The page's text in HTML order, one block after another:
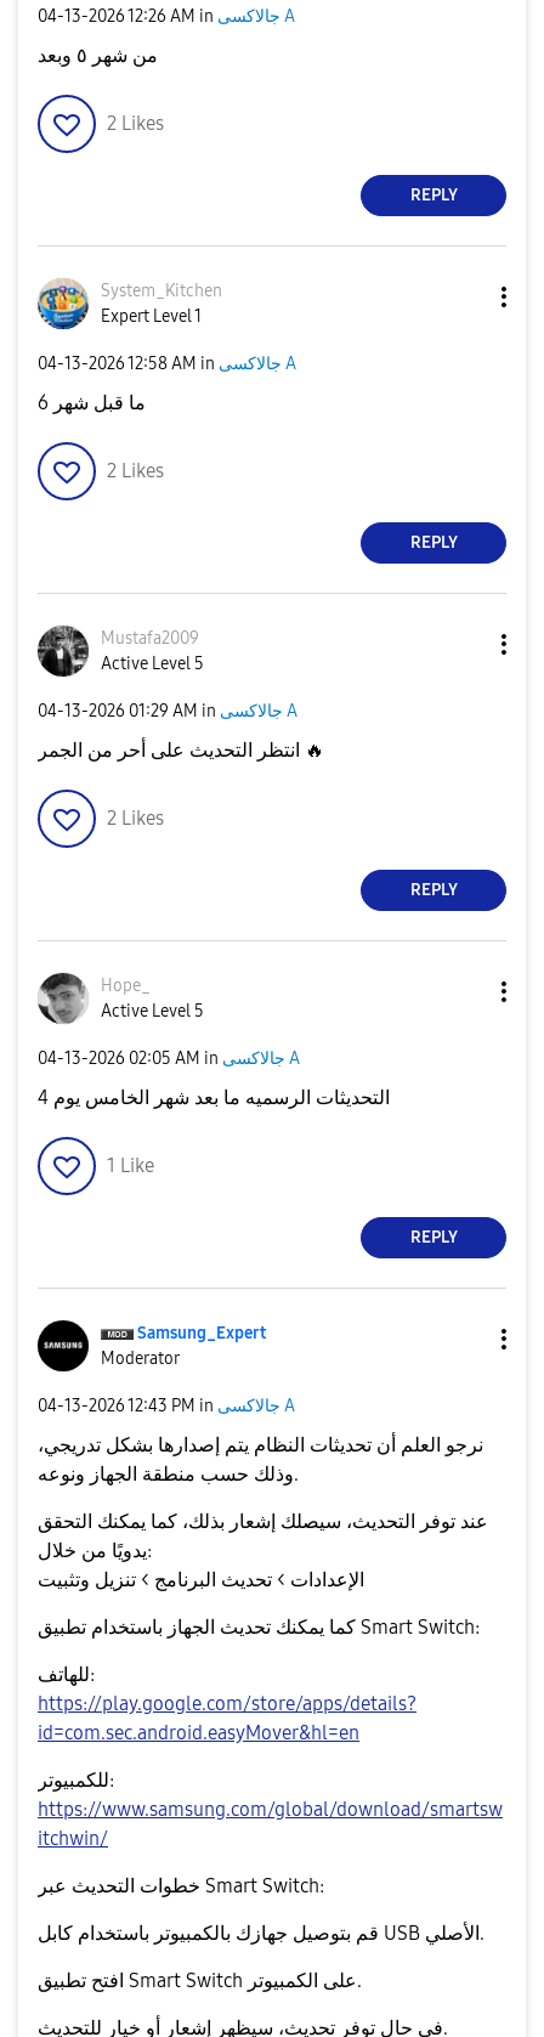
‎04-13-202612:26 AM in جالاكسى A
من شهر ٥ وبعد
2 Likes
REPLY
System_Kitchen
Expert Level 1
‎04-13-202612:58 AM in جالاكسى A
ما قبل شهر 6
2 Likes
REPLY
Mustafa2009
Active Level 5
‎04-13-2026 01:29 AM in جالاكسى A
🔥
2 Likes
REPLY
Hope_
Active Level 5
‎04-13-2026 02:05 AM in جالاكسى A
التحديثات الرسميه ما بعد شهر الخامس يوم 4
1 Like
REPLY
Samsung_Expert
Moderator
‎04-13-202612:43 PM in جالاكسى A
نرجو العلم أن تحديثات النظام يتم إصدارها بشكل تدريجي،
وذلك حسب منطقة الجهاز ونوعه .
عند توفر التحديث، سيصلك إشعار بذلك، كما يمكنك التحقق
يدويًا من خلال:
الإعدادات > تحديث البرنامج > تنزيل وتثبيت
Smart Switch:
للهاتف:
https://play.google.com/store/apps/details?
id=com.sec.android.easyMover&hl=en
للكمبيوتر:
https://www.samsung.com/global/download/smartsw
itchwin/
خطوات التحديث عبر Smart Switch:
قم بتوصيل جهازك بالكمبيوتر باستخدام كابل USB الأصلي.
افتح تطبيق Smart Switch على الكمبيوتر.
في حال توفر تحديث، سيظهر إشعار أو خيار للتحديث.